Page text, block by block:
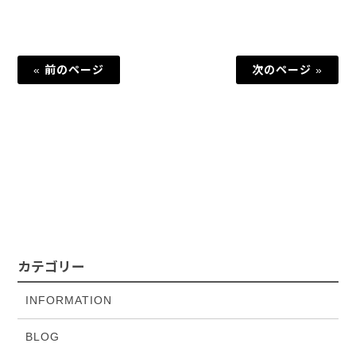
« 前のページ 次のページ »
カテゴリー
INFORMATION
BLOG